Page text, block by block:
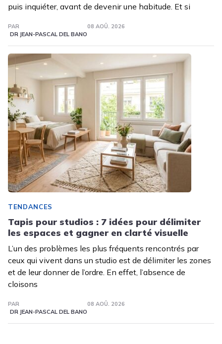
puis inquiéter, avant de devenir une habitude. Et si
PAR
DR JEAN-PASCAL DEL BANO
08 AOÛ. 2026
TENDANCES
Tapis pour studios : 7 idées pour délimiter
les espaces et gagner en clarté visuelle
L’un des problèmes les plus fréquents rencontrés par
ceux qui vivent dans un studio est de délimiter les zones
et de leur donner de l’ordre. En effet, l’absence de
cloisons
PAR
DR JEAN-PASCAL DEL BANO
08 AOÛ. 2026